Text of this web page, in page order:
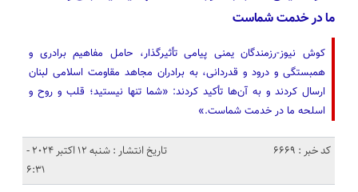
ما در خدمت شماست
کوش نیوز-رزمندگان یمنی پیامی تأثیرگذار، حامل مفاهیم برادری و
همبستگی و درود و قدردانی، به برادران مجاهد مقاومت اسلامی لبنان
ارسال کردند و به آن‌ها تأکید کردند: «شما تنها نیستید؛ قلب و روح و
اسلحه ما در خدمت شماست.»
کد خبر : 6669
تاریخ انتشار : شنبه 12 اکتبر 2024 -
6:31